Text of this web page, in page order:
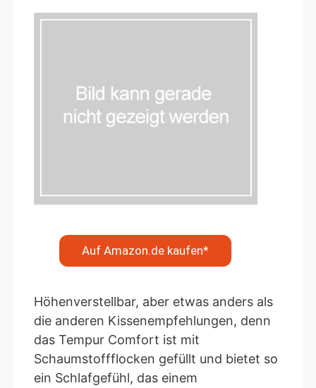
Auf Amazon.de kaufen*
Höhenverstellbar, aber etwas anders als
die anderen Kissenempfehlungen, denn
das Tempur Comfort ist mit
Schaumstoffflocken gefüllt und bietet so
ein Schlafgefühl, das einem